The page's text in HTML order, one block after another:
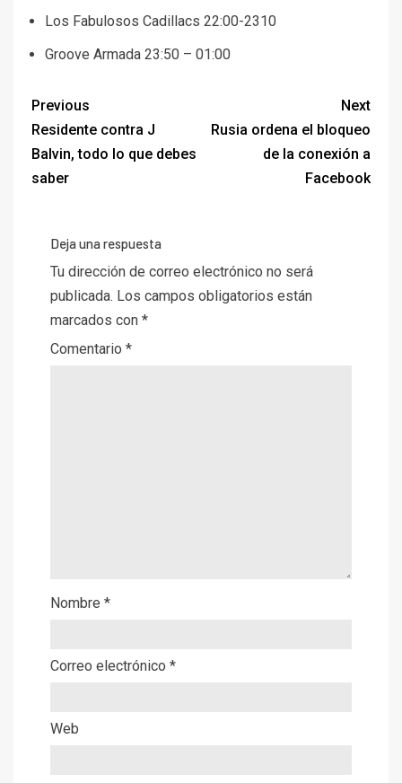
Los Fabulosos Cadillacs 22:00-2310
Groove Armada 23:50 – 01:00
Previous
Residente contra J
Balvin, todo lo que debes
saber
Next
Rusia ordena el bloqueo
de la conexión a
Facebook
Deja una respuesta
Tu dirección de correo electrónico no será
publicada. Los campos obligatorios están
marcados con *
Comentario *
Nombre *
Correo electrónico *
Web